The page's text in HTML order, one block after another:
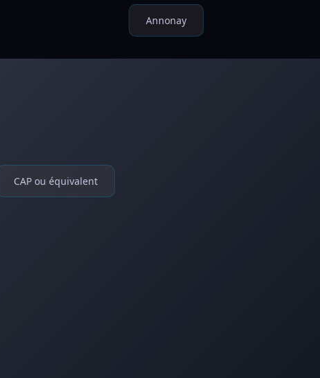
Annonay
CAP ou équivalent